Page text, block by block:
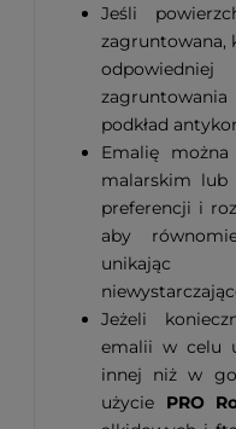
Jeśli
zagruntowana,
podkład
Emalię można
malarskim lub
preferencji i
aby
unikając
Jeżeli
emalii w celu
innej niż w
użycie PRO